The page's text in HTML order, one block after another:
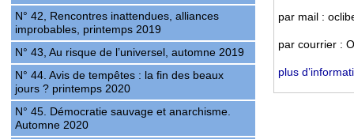
par mail :
par courrier :
plus
N° 42, Rencontres inattendues, alliances
improbables, printemps 2019
N° 43, Au risque de l’universel, automne 2019
N° 44. Avis de tempêtes : la fin des beaux
jours ? printemps 2020
N° 45. Démocratie sauvage et anarchisme.
Automne 2020